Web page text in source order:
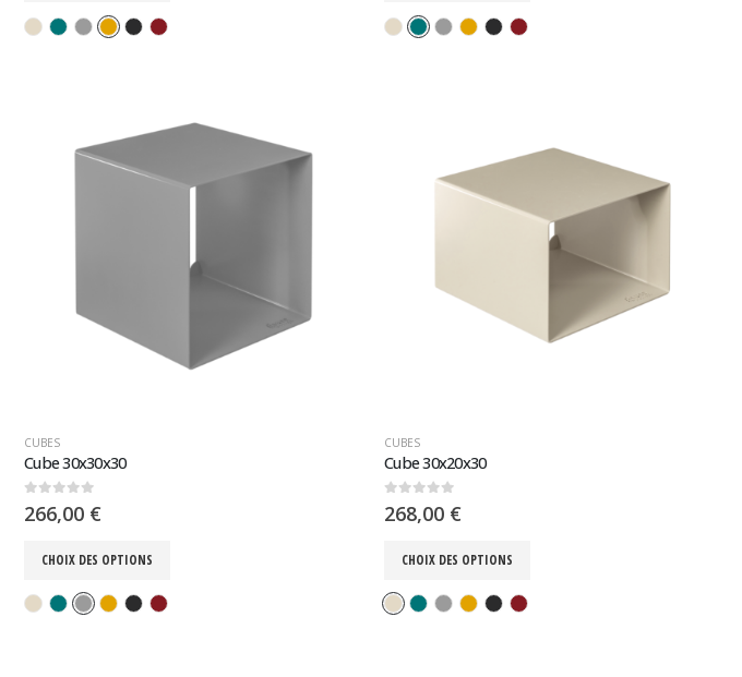
CUBES
Cube 30x30x30
0sur 5
266,00 €
CHOIX DES OPTIONS
CUBES
Cube 30x20x30
0sur 5
268,00 €
CHOIX DES OPTIONS